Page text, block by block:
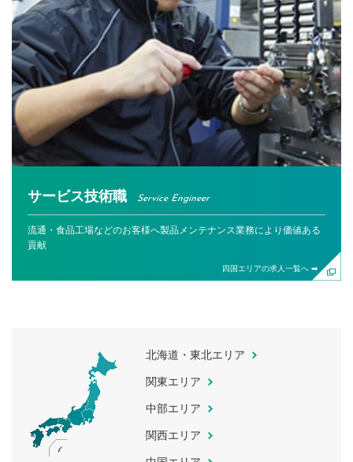
サービス技術職 Service Engineer
流通・食品工場などのお客様へ製品メンテナンス業務により価値ある
貢献
四国エリアの求人一覧へ ➡
北海道・東北エリア
関東エリア
中部エリア
関西エリア